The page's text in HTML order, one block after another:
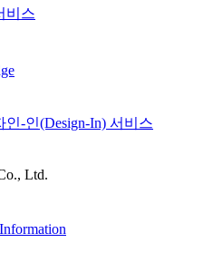
비스
-인(Design-In) 서비스
Ltd.